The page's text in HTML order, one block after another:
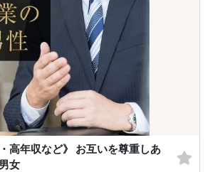
高年収など》 お互いを尊重しあ
女